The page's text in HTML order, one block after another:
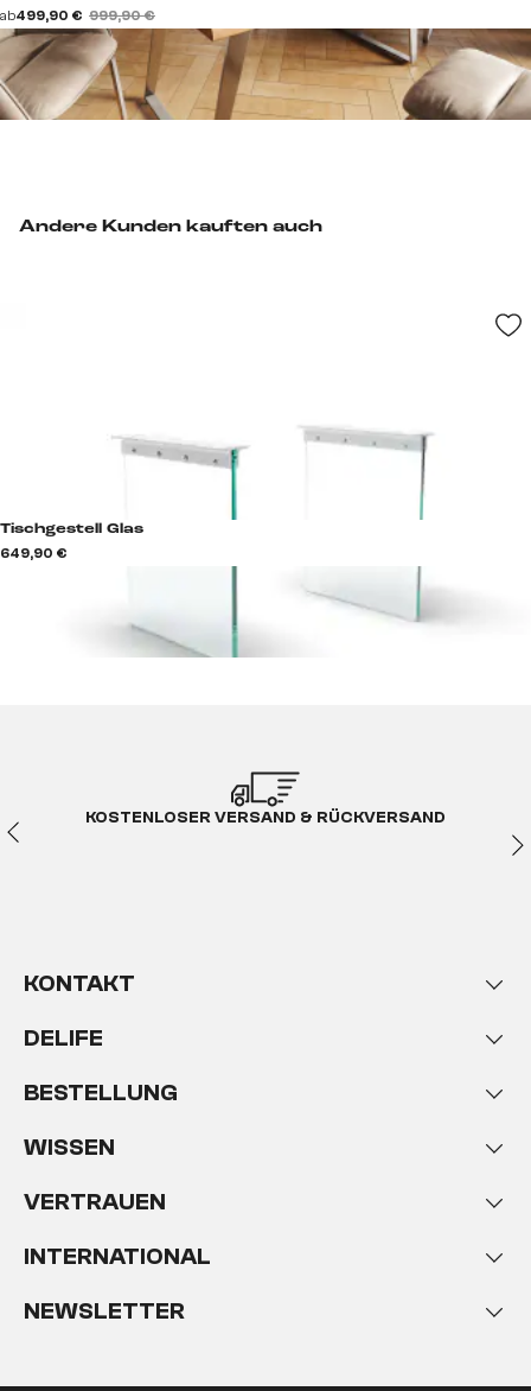
Andere Kunden kauften auch
Tischgestell Glas
649,90 €
ab499,90 € 999,90 €
KOSTENLOSER VERSAND & RÜCKVERSAND
KONTAKT
DELIFE
BESTELLUNG
WISSEN
VERTRAUEN
INTERNATIONAL
NEWSLETTER